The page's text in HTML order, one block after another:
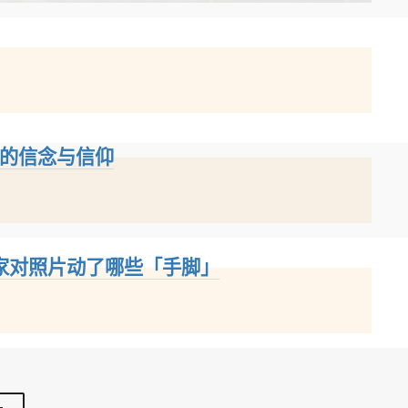
信念与信仰
照片动了哪些「手脚」